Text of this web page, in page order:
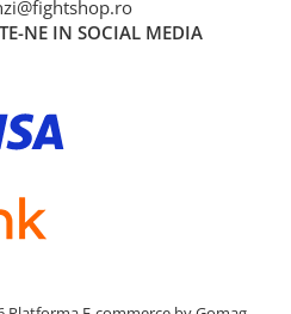
NE IN SOCIAL MEDIA